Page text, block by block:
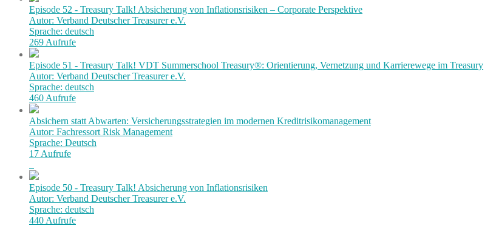
Episode 52 - Treasury Talk! Absicherung von Inflationsrisiken – Corporate Perspektive
Autor: Verband Deutscher Treasurer e.V.
Sprache: deutsch
269 Aufrufe
Episode 51 - Treasury Talk! VDT Summerschool Treasury®: Orientierung, Vernetzung und Karrierewege im Treasury
Autor: Verband Deutscher Treasurer e.V.
Sprache: deutsch
460 Aufrufe
Absichern statt Abwarten: Versicherungsstrategien im modernen Kreditrisikomanagement
Autor: Fachressort Risk Management
Sprache: Deutsch
17 Aufrufe
Episode 50 - Treasury Talk! Absicherung von Inflationsrisiken
Autor: Verband Deutscher Treasurer e.V.
Sprache: deutsch
440 Aufrufe